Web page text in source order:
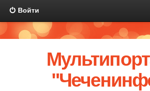
Войти